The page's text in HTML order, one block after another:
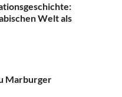
Welt als
Marburger